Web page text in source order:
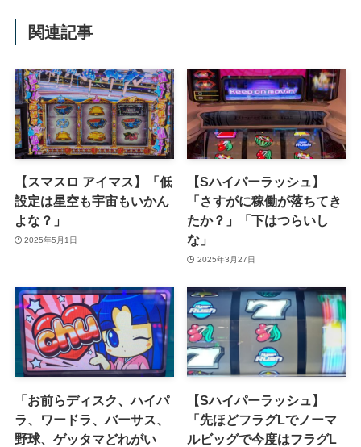
関連記事
【スマスロ アイマス】「低
設定は星空も宇宙もいかん
よな？」
2025年5月1日
【Sハイパーラッシュ】
「さすがに稼働が落ちてき
たか？」「下はつらいし
な」
2025年3月27日
「お前らディスク、ハイパ
ラ、ワードラ、バーサス、
野球、ゲッタマどれがい
【Sハイパーラッシュ】
「先ほどフラグLでノーマ
ルビッグで今度はフラグL